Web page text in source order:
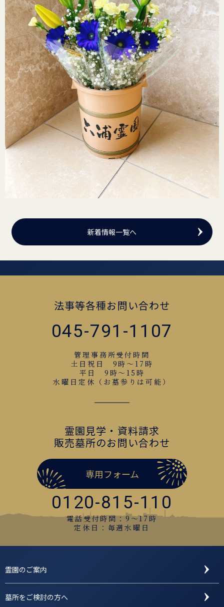
新着情報一覧へ
法事等各種お問い合わせ
045-791-1107
管理事務所受付時間
土日祝日 9時～17時
平日 9時～15時
水曜日定休（お墓参りは可能）
霊園見学・資料請求
販売墓所のお問い合わせ
専用フォーム
0120-815-110
電話受付時間：9〜17時
定休日：毎週水曜日
霊園のご案内
墓所をご検討の方へ